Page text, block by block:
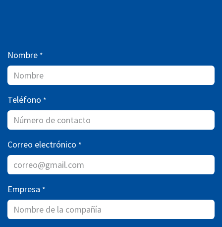
Nombre *
Teléfono *
Correo electrónico *
Empresa *